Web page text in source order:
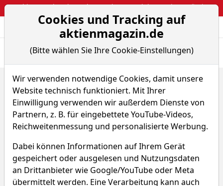
Webinar: So kassierst du trotzdem attraktive Optionsprämien
Aktien- und
Home Aktien Siltronic AG Renditedreieck
Siltronic Aktie
Watchlist WAF WKN WAF300
Cookies und Tracking auf
aktienmagazin.de
(Bitte wählen Sie Ihre Cookie-Einstellungen)
Wir verwenden notwendige Cookies, damit unsere
Website technisch funktioniert. Mit Ihrer
Einwilligung verwenden wir außerdem Dienste von
Partnern, z. B. für eingebettete YouTube-Videos,
Reichweitenmessung und personalisierte Werbung.
Dabei können Informationen auf Ihrem Gerät
gespeichert oder ausgelesen und Nutzungsdaten
an Drittanbieter wie Google/YouTube oder Meta
übermittelt werden. Eine Verarbeitung kann auch